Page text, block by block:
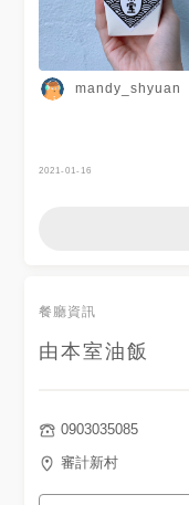
mandy_shyuan
2021-01-16
餐廳資訊
由本室油飯
0903035085
審計新村